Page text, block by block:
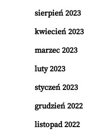
sierpień 2023
kwiecień 2023
marzec 2023
luty 2023
styczeń 2023
grudzień 2022
listopad 2022